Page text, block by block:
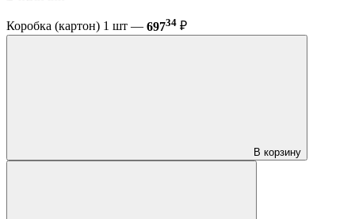
Коробка (картон) 1 шт — 69734 ₽
В корзину